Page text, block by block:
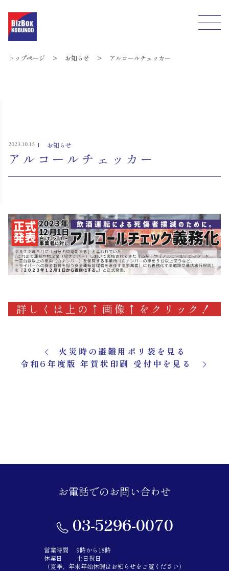
トップページ > お知らせ > アルコールチェッカー
2023.10.15 お知らせ
アルコールチェッカー
詳しくは上の↑画像↑をクリック！
火災時の避難用ポリ袋を見る
令和6年度版 年賀状印刷 受付中を見る
お電話でのお問い合わせ
03-5296-0070
営業時間
9時から18時
休業日
土日祝日
（夏季、年末年始休暇はお知らせをご覧ください）